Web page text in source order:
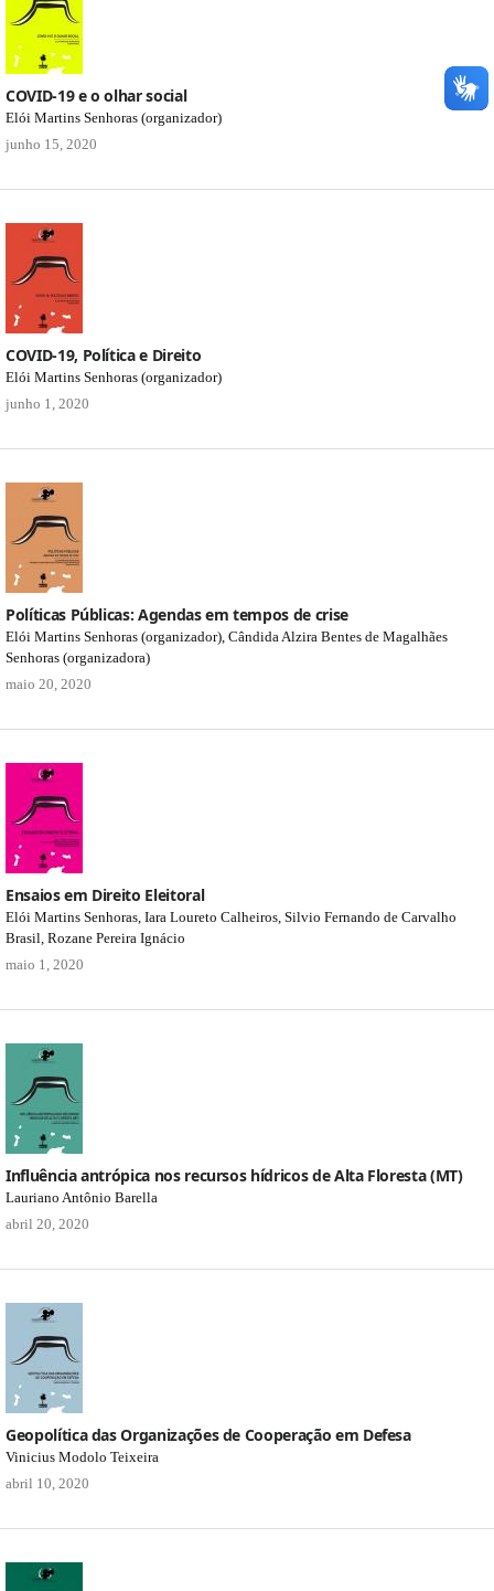
COVID-19 e o olhar social
Elói Martins Senhoras (organizador)
junho 15, 2020
COVID-19, Política e Direito
Elói Martins Senhoras (organizador)
junho 1, 2020
Políticas Públicas: Agendas em tempos de crise
Elói Martins Senhoras (organizador), Cândida Alzira Bentes de Magalhães
Senhoras (organizadora)
maio 20, 2020
Ensaios em Direito Eleitoral
Elói Martins Senhoras, Iara Loureto Calheiros, Silvio Fernando de Carvalho
Brasil, Rozane Pereira Ignácio
maio 1, 2020
Influência antrópica nos recursos hídricos de Alta Floresta (MT)
Lauriano Antônio Barella
abril 20, 2020
Geopolítica das Organizações de Cooperação em Defesa
Vinicius Modolo Teixeira
abril 10, 2020